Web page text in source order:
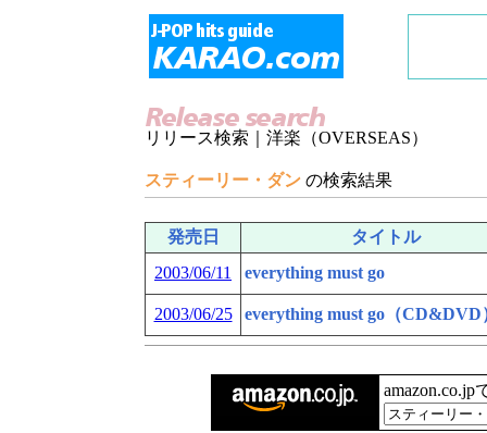
リリース検索｜洋楽（OVERSEAS）
スティーリー・ダン の検索結果
発売日
タイトル
2003/06/11
everything must go
2003/06/25 everything must go（CD&DVD
amazon.co.jp